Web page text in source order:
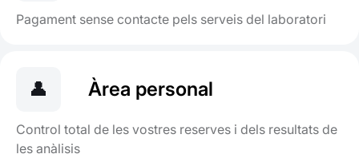
Pagament sense contacte pels serveis del laboratori
👤 Àrea personal
Control total de les vostres reserves i dels resultats de
les anàlisis